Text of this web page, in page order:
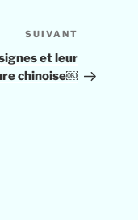
SUIVANT
et leur
chinoise￼